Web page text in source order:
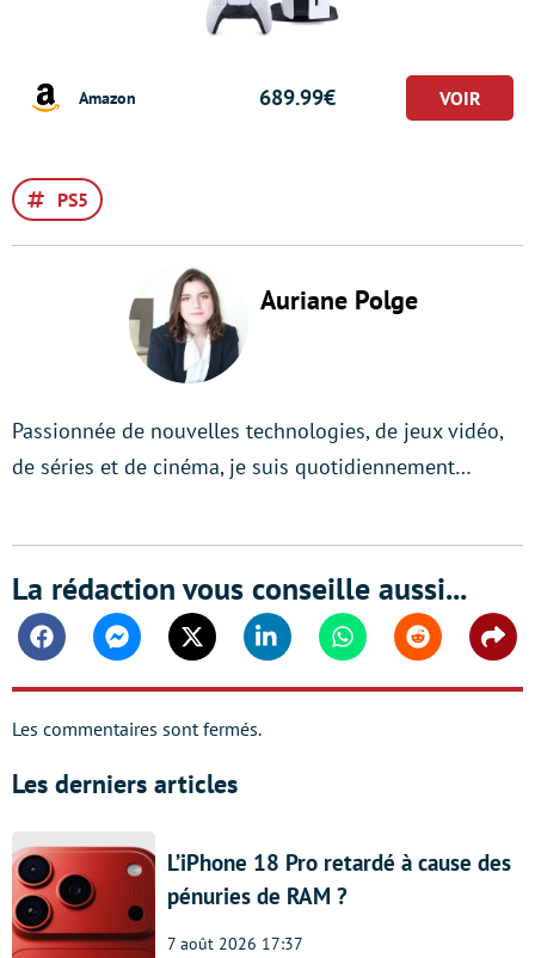
Amazon 689.99€
PS5
Auriane Polge
Passionnée de nouvelles technologies, de jeux vidéo,
de séries et de cinéma, je suis quotidiennement…
La rédaction vous conseille aussi...
FacebookMessengerTwitter Linkedin WhatsappReddit
Les commentaires sont fermés.
Les derniers articles
L’iPhone 18 Pro retardé à cause des
pénuries de RAM ?
7 août 2026 17:37